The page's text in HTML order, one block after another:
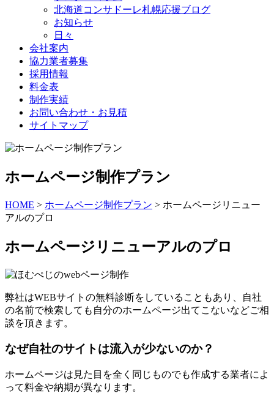
北海道コンサドーレ札幌応援ブログ
お知らせ
日々
会社案内
協力業者募集
採用情報
料金表
制作実績
お問い合わせ・お見積
サイトマップ
ホームページ制作プラン
HOME > ホームページ制作プラン > ホームページリニュー
アルのプロ
ホームページ リニューアルのプロ
弊社はWEBサイトの無料診断をしていることもあり、
自社
の名前で検索しても自分のホームページ出てこないなどご相
談を頂きます。
なぜ自社のサイトは流入が少ないのか？
ホームページは見た目を全く同じものでも作成する業者によ
って料金や納期が異なります。